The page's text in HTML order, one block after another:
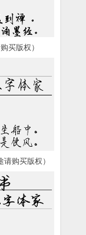
买版权）
购买版权）